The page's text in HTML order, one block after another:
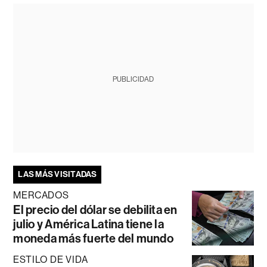
PUBLICIDAD
LAS MÁS VISITADAS
MERCADOS
El precio del dólar se debilita en
julio y América Latina tiene la
moneda más fuerte del mundo
ESTILO DE VIDA